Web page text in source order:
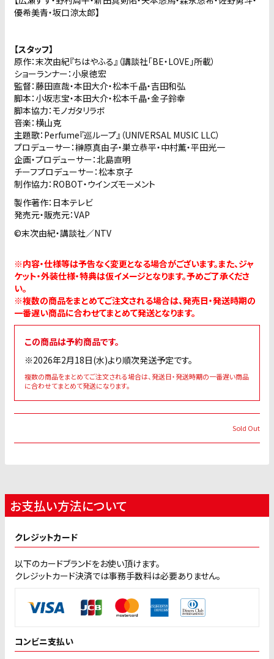
優希美青・坂口涼太郎】
【スタッフ】
原作：末次由紀『ちはやふる』（講談社「BE・LOVE」所載）
ショーランナー：小泉徳宏
監督：藤田直哉・本田大介・松本千晶・吉田和弘
脚本：小坂志宝・本田大介・松本千晶・金子鈴幸
脚本協力：モノガタリラボ
音楽：横山克
主題歌：Perfume『巡ループ』（UNIVERSAL MUSIC LLC）
プロデューサー：榊原真由子・巣立恭平・中村薫・平田光一
企画・プロデューサー：北島直明
チーフプロデューサー：松本京子
制作協力：ROBOT・ウインズモーメント
製作著作：日本テレビ
発売元・販売元：VAP
©末次由紀・講談社／NTV
※内容・仕様等は予告なく変更となる場合がございます。また、ジャ
ケット・外装仕様・特典は仮イメージとなります。予めご了承くださ
い。
※複数の商品をまとめてご注文される場合は、発売日・発送時期の
一番遅い商品に合わせてまとめて発送となります。
この商品は予約商品です。
※2026年2月18日(水)より順次発送予定です。
複数の商品をまとめてご注文される場合は、発送日・発送時期の一番遅い商品
に合わせてまとめて発送になります。
Sold Out
お支払い方法について
クレジットカード
以下のカードブランドをお使い頂けます。
クレジットカード決済では事務手数料は必要ありません。
コンビニ支払い